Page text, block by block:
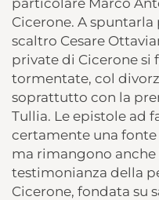
Cicerone. A
scaltro Cesare
private di Cicerone si
tormentate, col
soprattutto con la
Tullia. Le epistole ad
certamente una
ma rimangono
testimonianza della
Cicerone, fondata su